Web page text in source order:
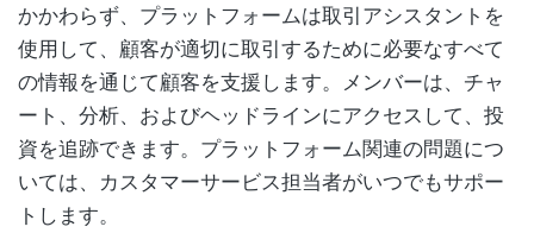
かかわらず、プラットフォームは取引アシスタントを
使用して、顧客が適切に取引するために必要なすべて
の情報を通じて顧客を支援します。メンバーは、チャ
ート、分析、およびヘッドラインにアクセスして、投
資を追跡できます。プラットフォーム関連の問題につ
いては、カスタマーサービス担当者がいつでもサポー
トします。